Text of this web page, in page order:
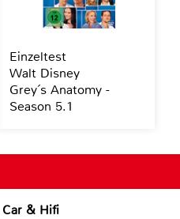
& Hifi
Einzeltest
Walt Disney
Grey´s Anatomy -
Season 5.1